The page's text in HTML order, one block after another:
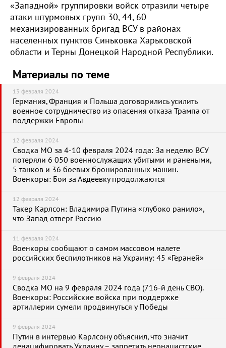
«Западной» группировки войск отразили четыре
атаки штурмовых групп 30, 44, 60
механизированных бригад ВСУ в районах
населенных пунктов Синьковка Харьковской
области и Терны Донецкой Народной Республики.
Материалы по теме
13 февраля 2024
Германия, Франция и Польша договорились усилить
военное сотрудничество из опасения отказа Трампа от
поддержки Европы
12 февраля 2024
Сводка МО за 4-10 февраля 2024 года: За неделю ВСУ
потеряли 6 050 военнослужащих убитыми и ранеными,
5 танков и 36 боевых бронированных машин.
Военкоры: Бои за Авдеевку продолжаются
12 февраля 2024
Такер Карлсон: Владимира Путина «глубоко ранило»,
что Запад отверг Россию
11 февраля 2024
Военкоры сообщают о самом массовом налете
российских беспилотников на Украину: 45 «Гераней»
9 февраля 2024
Сводка МО на 9 февраля 2024 года (716-й день СВО).
Военкоры: Российские войска при поддержке
артиллерии сумели продвинуться у Победы
9 февраля 2024
Путин в интервью Карлсону объяснил, что значит